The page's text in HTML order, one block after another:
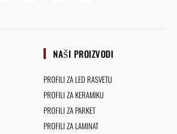
NAŠI PROIZVODI
PROFILI ZA LED RASVETU
PROFILI ZA KERAMIKU
PROFILI ZA PARKET
PROFILI ZA LAMINAT